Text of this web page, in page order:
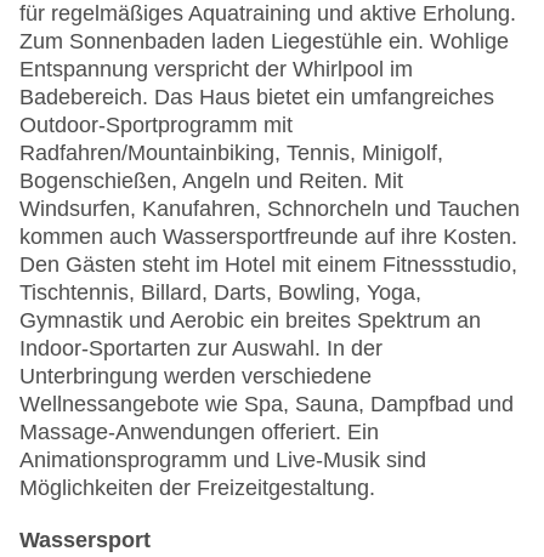
für regelmäßiges Aquatraining und aktive Erholung.
Zum Sonnenbaden laden Liegestühle ein. Wohlige
Entspannung verspricht der Whirlpool im
Badebereich. Das Haus bietet ein umfangreiches
Outdoor-Sportprogramm mit
Radfahren/Mountainbiking, Tennis, Minigolf,
Bogenschießen, Angeln und Reiten. Mit
Windsurfen, Kanufahren, Schnorcheln und Tauchen
kommen auch Wassersportfreunde auf ihre Kosten.
Den Gästen steht im Hotel mit einem Fitnessstudio,
Tischtennis, Billard, Darts, Bowling, Yoga,
Gymnastik und Aerobic ein breites Spektrum an
Indoor-Sportarten zur Auswahl. In der
Unterbringung werden verschiedene
Wellnessangebote wie Spa, Sauna, Dampfbad und
Massage-Anwendungen offeriert. Ein
Animationsprogramm und Live-Musik sind
Möglichkeiten der Freizeitgestaltung.
Wassersport